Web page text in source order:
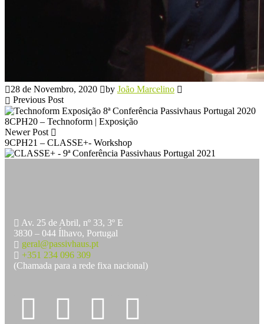
28 de Novembro, 2020 by João Marcelino
Previous Post
8CPH20 – Technoform | Exposição
Newer Post
9CPH21 – CLASSE+- Workshop
Av. 25 de Abril, nº 33, 3º E
3830 – 044 Ílhavo, Portugal
geral@passivhaus.pt
+351 234 096 309
(Chamada para a rede fixa nacional)